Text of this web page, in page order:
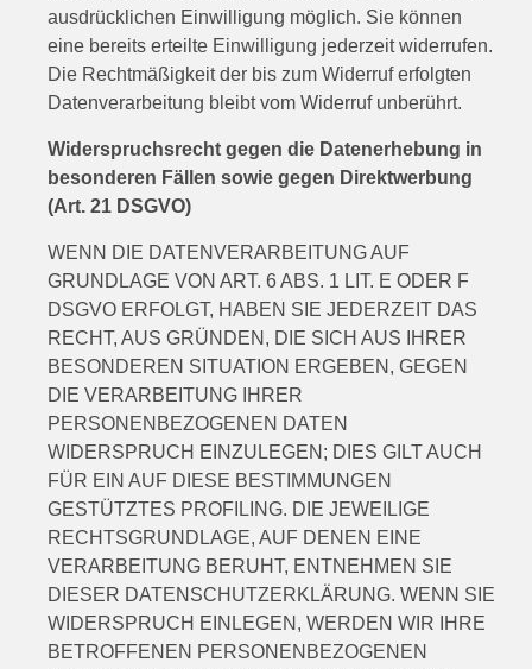
ausdrücklichen Einwilligung möglich. Sie können
eine bereits erteilte Einwilligung jederzeit widerrufen.
Die Rechtmäßigkeit der bis zum Widerruf erfolgten
Datenverarbeitung bleibt vom Widerruf unberührt.
Widerspruchsrecht gegen die Datenerhebung in
besonderen Fällen sowie gegen Direktwerbung
(Art. 21 DSGVO)
WENN DIE DATENVERARBEITUNG AUF
GRUNDLAGE VON ART. 6 ABS. 1 LIT. E ODER F
DSGVO ERFOLGT, HABEN SIE JEDERZEIT DAS
RECHT, AUS GRÜNDEN, DIE SICH AUS IHRER
BESONDEREN SITUATION ERGEBEN, GEGEN
DIE VERARBEITUNG IHRER
PERSONENBEZOGENEN DATEN
WIDERSPRUCH EINZULEGEN; DIES GILT AUCH
FÜR EIN AUF DIESE BESTIMMUNGEN
GESTÜTZTES PROFILING. DIE JEWEILIGE
RECHTSGRUNDLAGE, AUF DENEN EINE
VERARBEITUNG BERUHT, ENTNEHMEN SIE
DIESER DATENSCHUTZERKLÄRUNG. WENN SIE
WIDERSPRUCH EINLEGEN, WERDEN WIR IHRE
BETROFFENEN PERSONENBEZOGENEN